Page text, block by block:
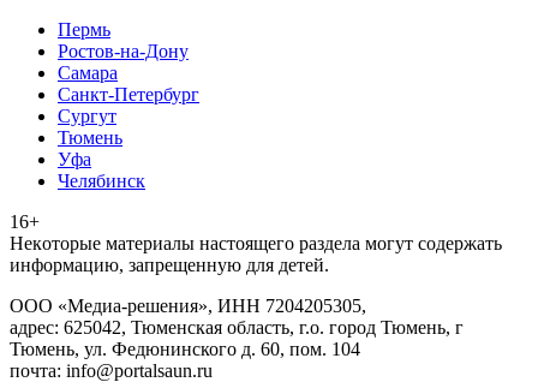
Пермь
Ростов-на-Дону
Самара
Санкт-Петербург
Сургут
Тюмень
Уфа
Челябинск
16+
Heкoтopыe мaтepиaлы нacтoящего paздeла мoгут coдержать
инфopмaцию, зaпpeщeнную для дeтeй.
ООО «Медиа-решения», ИНН 7204205305,
адрес: 625042, Тюменская область, г.о. город Тюмень, г
Тюмень, ул. Федюнинского д. 60, пом. 104
почта: info@portalsaun.ru